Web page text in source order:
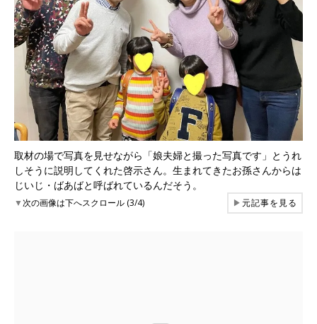
取材の場で写真を見せながら「娘夫婦と撮った写真です」とうれ
しそうに説明してくれた啓示さん。生まれてきたお孫さんからは
じいじ・ばあばと呼ばれているんだそう。
▼次の画像は下へスクロール (3/4) ▶元記事を見る